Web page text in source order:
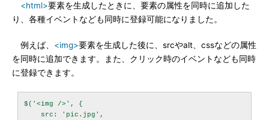
<html>要素を生成したときに、要素の属性を同時に追加した
り、各種イベントなども同時に登録可能になりました。
例えば、 <img>要素を生成した後に、srcやalt、cssなどの属性
を同時に追加できます。また、クリック時のイベントなども同時
に登録できます。
$('<img />', {
    src: 'pic.jpg',